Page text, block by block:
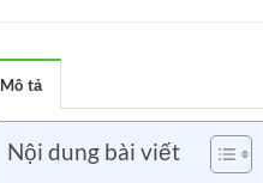
Mô tả
Nội dung bài viết